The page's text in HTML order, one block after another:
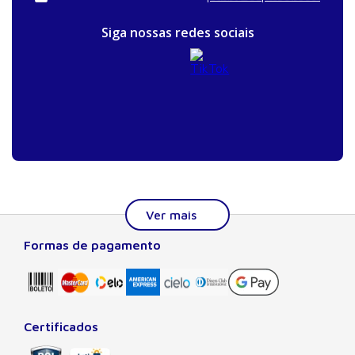
Siga nossas redes sociais
A Editora Manole é líder em prover conteúdo essencial à
científicas, técnicas e profissionais. Seu catálogo, com
quase dois mil títulos de autores nacionais e estrangeiros,
Formas de pagamento
Certificados